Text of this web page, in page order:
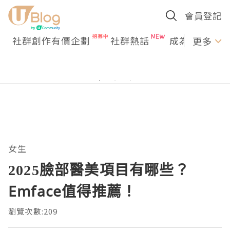
會員登記
社群創作有價企劃 社群熱話 成為U更多
女生
2025臉部醫美項目有哪些？
Emface值得推薦！
瀏覽次數:209